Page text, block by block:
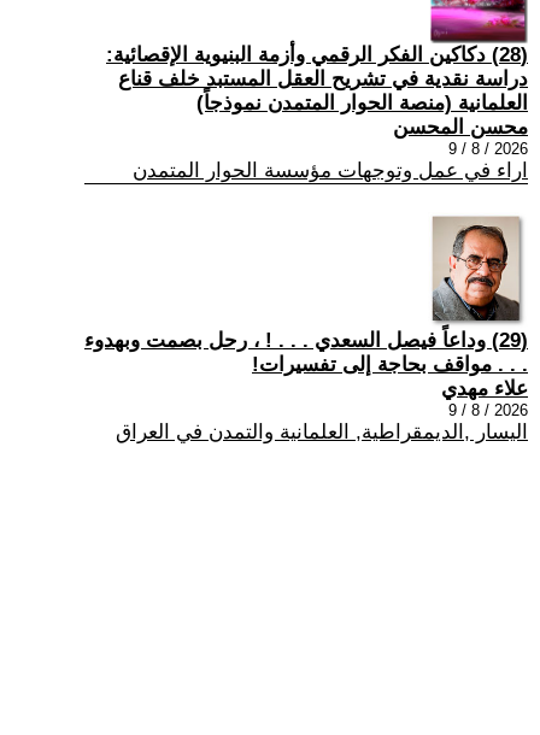
(28) دكاكين الفكر الرقمي وأزمة البنيوية الإقصائية:
دراسة نقدية في تشريح العقل المستبد خلف قناع
العلمانية (منصة الحوار المتمدن نموذجاً)
محسن المحسن
2026 / 8 / 9
اراء في عمل وتوجهات مؤسسة الحوار المتمدن
(29) وداعاً فيصل السعدي . . . ! ، رحل بصمت وبهدوء
. . . مواقف بحاجة إلى تفسيرات!
علاء مهدي
2026 / 8 / 9
اليسار ,الديمقراطية, العلمانية والتمدن في العراق